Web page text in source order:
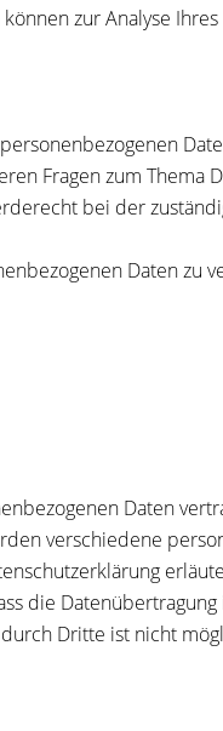
zur Analyse
Fragen zum Thema
bei der
Daten zu
Daten
verschiedene
die
Dritte ist nicht